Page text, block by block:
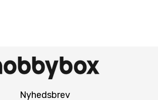
Nyhedsbrev